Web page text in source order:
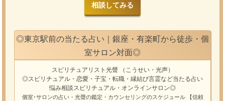
相談してみる
◎東京駅前の当たる占い｜銀座・有楽町から徒歩・個
室サロン対面◎
スピリチュアリスト光聲（こうせい・光声）
◎スピリチュアル・恋愛・子宝・転職・縁結び言霊など当たる占い
悩み相談スピリチュアル・オンラインサロン◎
個室･サロンの占い・光聲の鑑定・カウンセリングのスケジュール
【信頼